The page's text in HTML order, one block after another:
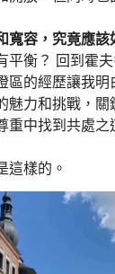
寬容，究竟應該
平衡？ 回到霍
區的經歷讓我明
魅力和挑戰，關
重中找到共處之
這樣的。